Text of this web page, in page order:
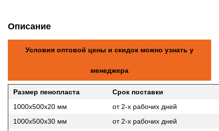
Описание
Условия оптовой цены и скидок можно узнать у
менеджера
Размер пенопласта
Срок поставки
1000х500х20 мм
от 2-х рабочих дней
1000х500х30 мм
от 2-х рабочих дней